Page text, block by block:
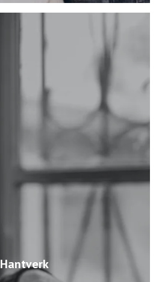
Hantverk